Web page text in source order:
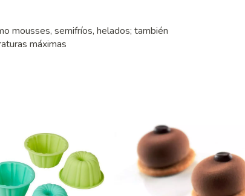
mousses, semifríos, helados; también
máximas